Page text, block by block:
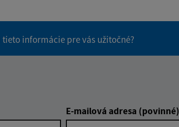
tieto informácie pre vás užitočné?
E-mailová adresa (povinné)